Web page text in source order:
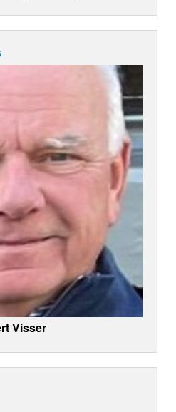
Visser